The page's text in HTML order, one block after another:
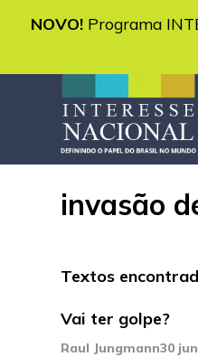
NOVO! Programa
invasão
Textos
Vai ter golpe?
Raul Jungmann30